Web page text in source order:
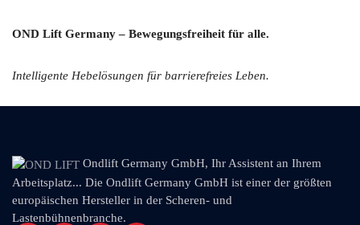
OND Lift Germany – Bewegungsfreiheit für alle.
Intelligente Hebelösungen für barrierefreies Leben.
Ondlift Germany GmbH, Ihr Assistent an Ihrem
Arbeitsplatz... Die Ondlift Germany GmbH ist einer der größten
europäischen Hersteller in der Scheren- und
Lastenbühnenbranche.